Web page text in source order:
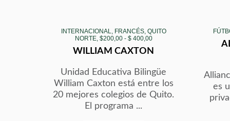
INTERNACIONAL, FRANCÉS, QUITO
NORTE, $200,00 - $ 400,00
WILLIAM CAXTON
Unidad Educativa Bilingüe
William Caxton está entre los
20 mejores colegios de Quito.
El programa ...
es